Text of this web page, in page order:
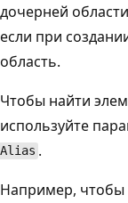
дочерней
если при
область.
Чтобы найти
используйте
Alias .
Например, чтобы